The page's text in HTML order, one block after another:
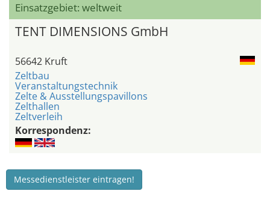
Einsatzgebiet: weltweit
TENT DIMENSIONS GmbH
56642 Kruft
Zeltbau
Veranstaltungstechnik
Zelte & Ausstellungspavillons
Zelthallen
Zeltverleih
Korrespondenz:
Messedienstleister eintragen!